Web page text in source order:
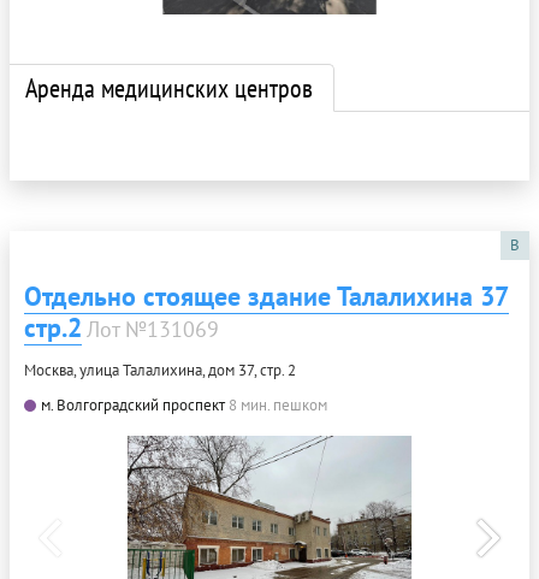
Аренда медицинских центров
B
Отдельно стоящее здание Талалихина 37
стр.2 Лот №131069
Москва, улица Талалихина, дом 37, стр. 2
м. Волгоградский проспект 8 мин. пешком